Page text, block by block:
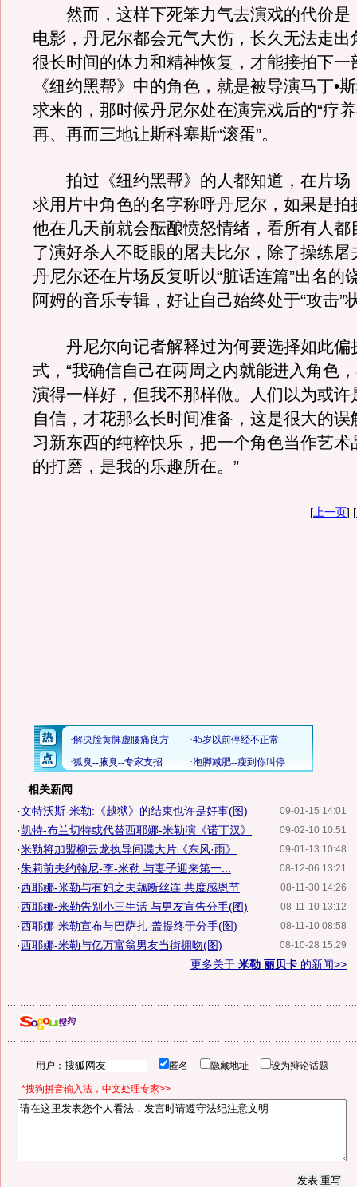
然而，这样下死笨力气去演戏的代价是
电影，丹尼尔都会元气大伤，长久无法走出
很长时间的体力和精神恢复，才能接拍下一
《纽约黑帮》中的角色，就是被导演马丁•
求来的，那时候丹尼尔处在演完戏后的“疗
再、再而三地让斯科塞斯“滚蛋”。
拍过《纽约黑帮》的人都知道，在片场
求用片中角色的名字称呼丹尼尔，如果是拍
他在几天前就会酝酿愤怒情绪，看所有人都
了演好杀人不眨眼的屠夫比尔，除了操练屠
丹尼尔还在片场反复听以“脏话连篇”出名的
阿姆的音乐专辑，好让自己始终处于“攻击”
丹尼尔向记者解释过为何要选择如此偏
式，“我确信自己在两周之内就能进入角色
演得一样好，但我不那样做。人们以为或许
自信，才花那么长时间准备，这是很大的误
习新东西的纯粹快乐，把一个角色当作艺术
的打磨，是我的乐趣所在。”
[ 上一页] [
相关新闻
09-01-15 14:01
·文特沃斯-米勒:《越狱》的结束也许是好事(图)
09-02-10 10:51
·凯特-布兰切特或代替西耶娜-米勒演《诺丁汉》
09-01-13 10:48
·米勒将加盟柳云龙执导间谍大片《东风·雨》
08-12-06 13:21
·朱莉前夫约翰尼-李-米勒 与妻子迎来第一...
08-11-30 14:26
·西耶娜-米勒与有妇之夫藕断丝连 共度感恩节
08-11-10 13:12
·西耶娜-米勒告别小三生活 与男友宣告分手(图)
08-11-10 08:58
·西耶娜-米勒宣布与巴萨扎-盖提终于分手(图)
08-10-28 15:29
·西耶娜-米勒与亿万富翁男友当街拥吻(图)
更多关于 米勒 丽贝卡 的新闻>>
用户： 匿名 隐藏地址 设为辩论话题
*搜狗拼音输入法，中文处理专家>>